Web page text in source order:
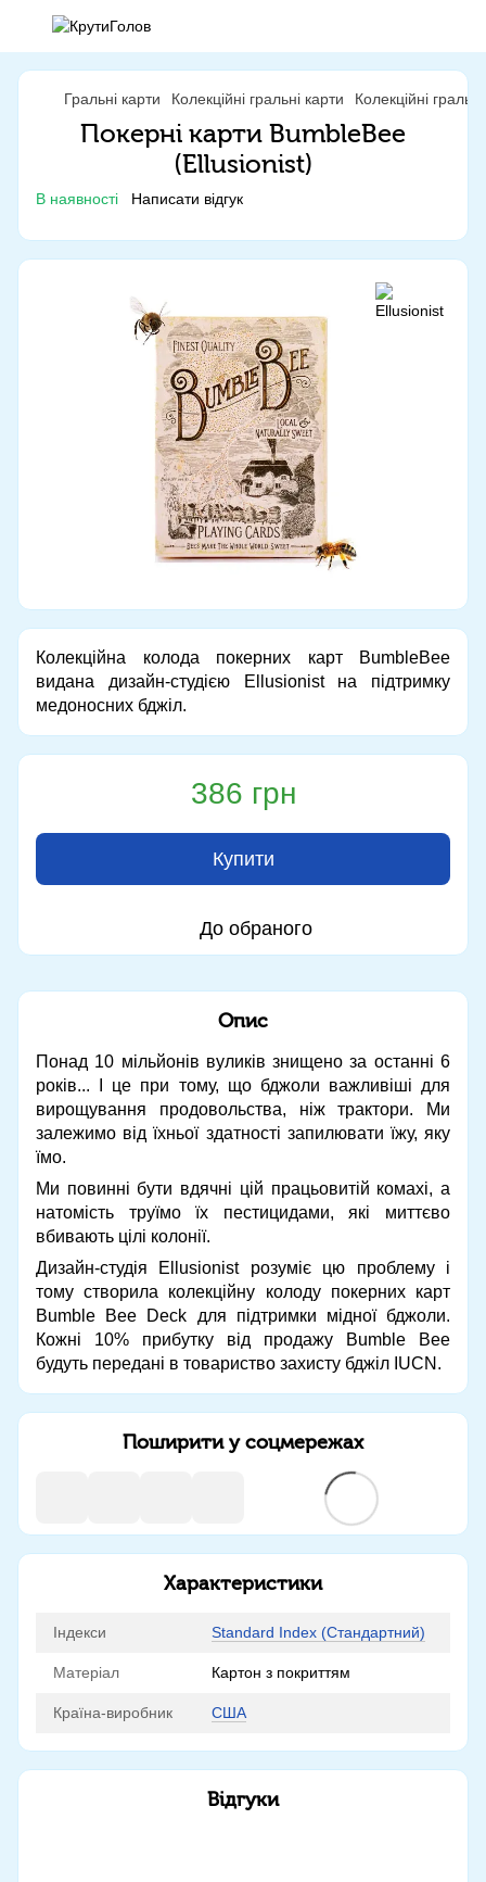
Гральні карти Колекційні гральні карти Колекційні
Покерні карти BumbleBee
(Ellusionist)
В наявності Написати відгук
Колекційна колода покерних карт BumbleBee
видана дизайн-студією Ellusionist на підтримку
медоносних бджіл.
386 грн
Купити
До обраного
Опис
Понад 10 мільйонів вуликів знищено за останні 6
років... І це при тому, що бджоли важливіші для
вирощування продовольства, ніж трактори. Ми
залежимо від їхньої здатності запилювати їжу, яку
їмо.
Ми повинні бути вдячні цій працьовитій комахі, а
натомість труїмо їх пестицидами, які миттєво
вбивають цілі колонії.
Дизайн-студія Ellusionist розуміє цю проблему і
тому створила колекційну колоду покерних карт
Bumble Bee Deck для підтримки мідної бджоли.
Кожні 10% прибутку від продажу Bumble Bee
будуть передані в товариство захисту бджіл IUCN.
Поширити у соцмережах
Характеристики
Індекси Standard Index (Стандартний)
Матеріал Картон з покриттям
Країна-виробник США
Відгуки